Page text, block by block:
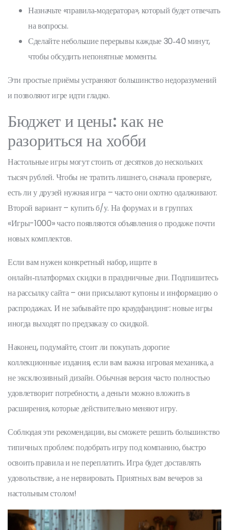
Назначьте «правила‑модератора», который будет отвечать
на вопросы.
Сделайте небольшие перерывы каждые 30‑40 минут,
чтобы обсудить непонятные моменты.
Эти простые приёмы устраняют большинство недоразумений
и позволяют игре идти гладко.
Бюджет и цены: как не
разориться на хобби
Настольные игры могут стоить от десятков до нескольких
тысяч рублей. Чтобы не тратить лишнего, сначала проверьте,
есть ли у друзей нужная игра – часто они охотно одалживают.
Второй вариант – купить б/у. На форумах и в группах
«Игры-1000» часто появляются объявления о продаже почти
новых комплектов.
Если вам нужен конкретный набор, ищите в
онлайн‑платформах скидки в праздничные дни. Подпишитесь
на рассылку сайта – они присылают купоны и информацию о
распродажах. И не забывайте про краудфандинг: новые игры
иногда выходят по предзаказу со скидкой.
Наконец, подумайте, стоит ли покупать дорогие
коллекционные издания, если вам важна игровая механика, а
не эксклюзивный дизайн. Обычная версия часто полностью
удовлетворит потребности, а деньги можно вложить в
расширения, которые действительно меняют игру.
Соблюдая эти рекомендации, вы сможете решить большинство
типичных проблем: подобрать игру под компанию, быстро
освоить правила и не переплатить. Игра будет доставлять
удовольствие, а не нервировать. Приятных вам вечеров за
настольным столом!